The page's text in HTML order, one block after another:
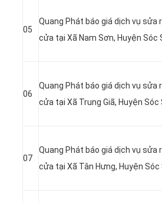
05
Quang Phát báo giá dịch vụ sửa
cửa tại Xã Nam Sơn, Huyện Sóc
06
Quang Phát báo giá dịch vụ sửa
cửa tại Xã Trung Giã, Huyện Sóc
07
Quang Phát báo giá dịch vụ sửa
cửa tại Xã Tân Hưng, Huyện Sóc